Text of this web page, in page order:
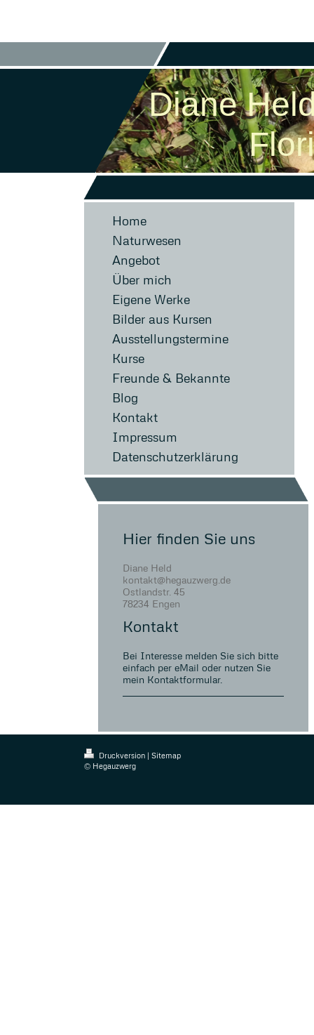
Diane
Floristin
Home
Naturwesen
Angebot
Über mich
Eigene Werke
Bilder aus Kursen
Ausstellungstermine
Kurse
Freunde & Bekannte
Blog
Kontakt
Impressum
Datenschutzerklärung
Hier finden Sie uns
Diane Held
kontakt@hegauzwerg.de
Ostlandstr. 45
78234 Engen
Kontakt
Bei Interesse melden Sie sich bitte
einfach per eMail oder nutzen Sie
mein Kontaktformular.
Druckversion | Sitemap
© Hegauzwerg